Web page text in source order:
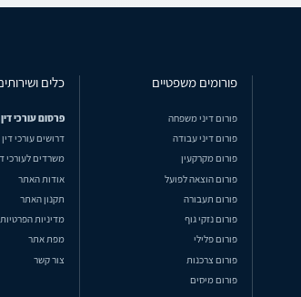
פורומים משפטיים
פורום דיני משפחה
פורום דיני עבודה
פורום מקרקעין
פורום הוצאה לפועל
פורום תעבורה
פורום נזקי גוף
פורום פלילי
פורום צרכנות
פורום מיסים
כלים
פרסום עורכי דין
דרושים עורכי דין
משרדים לעורכי
אודות האתר
תקנון האתר
מדיניות הפרטיות
מפת אתר
צור קשר